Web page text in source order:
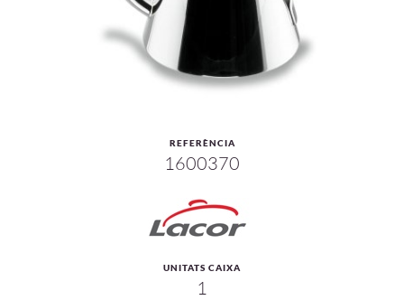
REFERÈNCIA
1600370
UNITATS CAIXA
1